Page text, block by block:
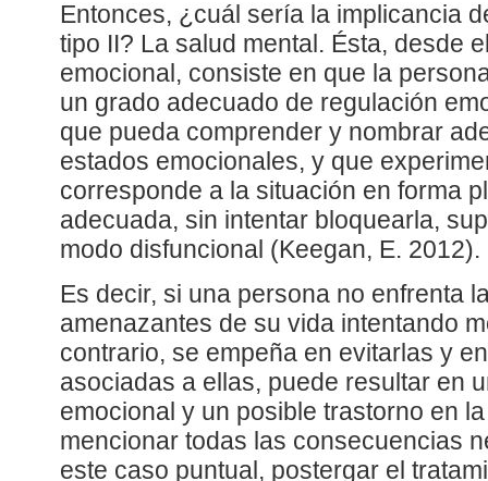
Entonces, ¿cuál sería la implicancia
tipo II? La salud mental. Ésta, desde
emocional, consiste en que la
un grado adecuado de regulación
que pueda comprender y nombrar
estados emocionales, y que
corresponde a la situación en forma
adecuada, sin intentar bloquearla,
modo disfuncional (Keegan, E. 2012).
Es decir, si una persona no enfrenta
amenazantes de su vida intentando
contrario, se empeña en evitarlas y
asociadas a ellas, puede resultar en
emocional y un posible trastorno en
mencionar todas las consecuencias
este caso puntual, postergar el